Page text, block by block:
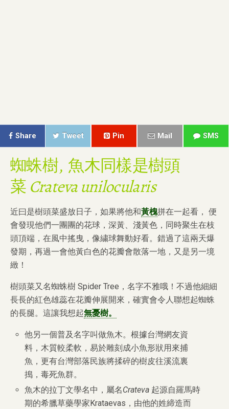
Share Tweet Pin Mail SMS
蜘蛛樹, 魚木同樣是樹頭
菜 Crateva unilocularis
近曰是樹頭菜盛放日子，如果將他和黃槐拼在一起看， 便
會發現他們一團團的花球，深黃、淺黃色，同時聚生在枝
頭頂端，在風中搖曳，像繍球舞動好看。錯過了這兩天爆
發期，再過一會他黃白色的花瓣會散落一地，又是另一境
緻！
樹頭菜又名蜘蛛樹 Spider Tree，名字不雅哦！不過他細細
長長的紅色雄蕊在花瓣伸展開來，確實會令人聯想起蜘蛛
的長腿。這讓我想起無憂樹。
他另一個普及名字叫做魚木。根據台灣網友資
料，木質較柔軟，易於雕刻成小魚形狀用來捕
魚，更有台灣部落民族將揉碎的樹皮往溪流裏
搗，毒死魚群。
魚木的拉丁文學名中，屬名Crateva 起源自羅馬時
期的希臘草藥學家Krataevas，由他的姓締造而